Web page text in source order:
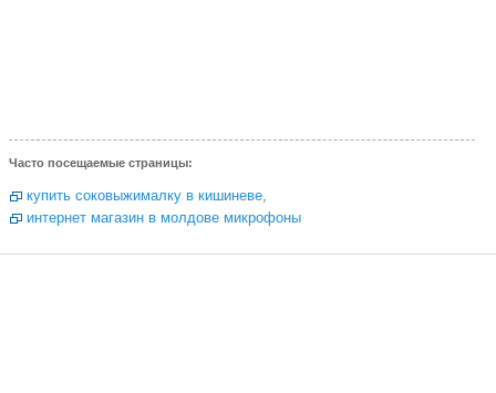
Часто посещаемые страницы:
купить соковыжималку в кишиневе,
интернет магазин в молдове микрофоны